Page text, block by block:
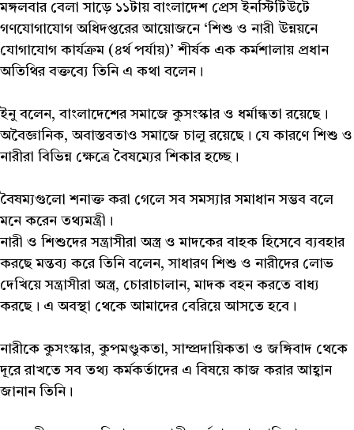
মঙ্গলবার বেলা সাড়ে ১১টায় বাংলাদেশ প্রেস ইনস্টিটিউটে
গণযোগাযোগ অধিদপ্তরের আয়োজনে ‘শিশু ও নারী উন্নয়নে
যোগাযোগ কার্যক্রম (৪র্থ পর্যায়)’ শীর্ষক এক কর্মশালায় প্রধান
অতিথির বক্তব্যে তিনি এ কথা বলেন।
ইনু বলেন, বাংলাদেশের সমাজে কুসংস্কার ও ধর্মান্ধতা রয়েছে।
অবৈজ্ঞানিক, অবাস্তবতাও সমাজে চালু রয়েছে। যে কারণে শিশু ও
নারীরা বিভিন্ন ক্ষেত্রে বৈষম্যের শিকার হচ্ছে।
বৈষম্যগুলো শনাক্ত করা গেলে সব সমস্যার সমাধান সম্ভব বলে
মনে করেন তথ্যমন্ত্রী।
নারী ও শিশুদের সন্ত্রাসীরা অস্ত্র ও মাদকের বাহক হিসেবে ব্যবহার
করছে মন্তব্য করে তিনি বলেন, সাধারণ শিশু ও নারীদের লোভ
দেখিয়ে সন্ত্রাসীরা অস্ত্র, চোরাচালান, মাদক বহন করতে বাধ্য
করছে। এ অবস্থা থেকে আমাদের বেরিয়ে আসতে হবে।
নারীকে কুসংস্কার, কুপমণ্ডুকতা, সাম্প্রদায়িকতা ও জঙ্গিবাদ থেকে
দূরে রাখতে সব তথ্য কর্মকর্তাদের এ বিষয়ে কাজ করার আহ্বান
জানান তিনি।